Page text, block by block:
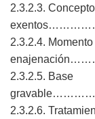
2.3.2.3.
2.3.2.4.
2.3.2.5. Base
2.3.2.6.